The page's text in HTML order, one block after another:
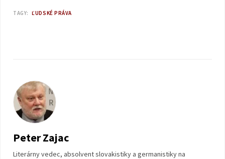
TAGY: ĽUDSKÉ PRÁVA
Peter Zajac
Literárny vedec, absolvent slovakistiky a germanistiky na